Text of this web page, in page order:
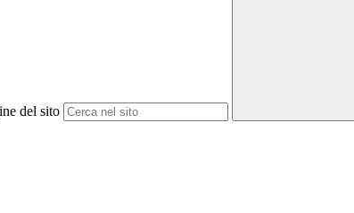
del sito